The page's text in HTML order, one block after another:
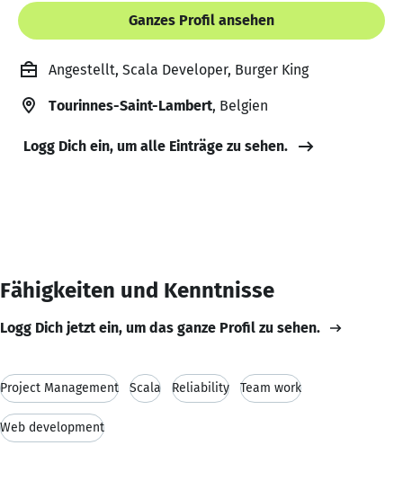
Ganzes Profil ansehen
Angestellt, Scala Developer, Burger King
Tourinnes-Saint-Lambert, Belgien
Logg Dich ein, um alle Einträge zu sehen.
Fähigkeiten und Kenntnisse
Logg Dich jetzt ein, um das ganze Profil zu sehen.
Project Management Scala Reliability Team work
Web development